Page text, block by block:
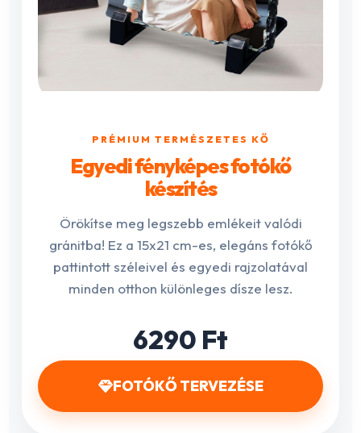
PRÉMIUM TERMÉSZETES KŐ
Egyedi fényképes fotókő
készítés
Örökítse meg legszebb emlékeit valódi
gránitba! Ez a 15x21 cm-es, elegáns fotókő
pattintott széleivel és egyedi rajzolatával
minden otthon különleges dísze lesz.
6290 Ft
FOTÓKŐ TERVEZÉSE